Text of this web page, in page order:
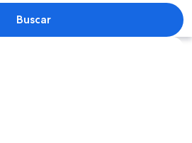
Una calle histórica del centro, con
Buscar